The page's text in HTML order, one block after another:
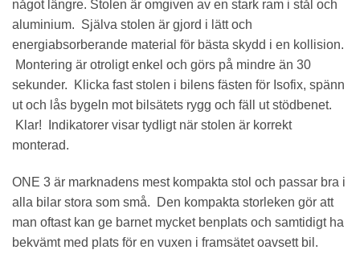
något längre. Stolen är omgiven av en stark ram i stål och
aluminium. Själva stolen är gjord i lätt och
energiabsorberande material för bästa skydd i en kollision.
Montering är otroligt enkel och görs på mindre än 30
sekunder. Klicka fast stolen i bilens fästen för Isofix, spänn
ut och lås bygeln mot bilsätets rygg och fäll ut stödbenet.
Klar! Indikatorer visar tydligt när stolen är korrekt
monterad.
ONE 3 är marknadens mest kompakta stol och passar bra i
alla bilar stora som små. Den kompakta storleken gör att
man oftast kan ge barnet mycket benplats och samtidigt ha
bekvämt med plats för en vuxen i framsätet oavsett bil.